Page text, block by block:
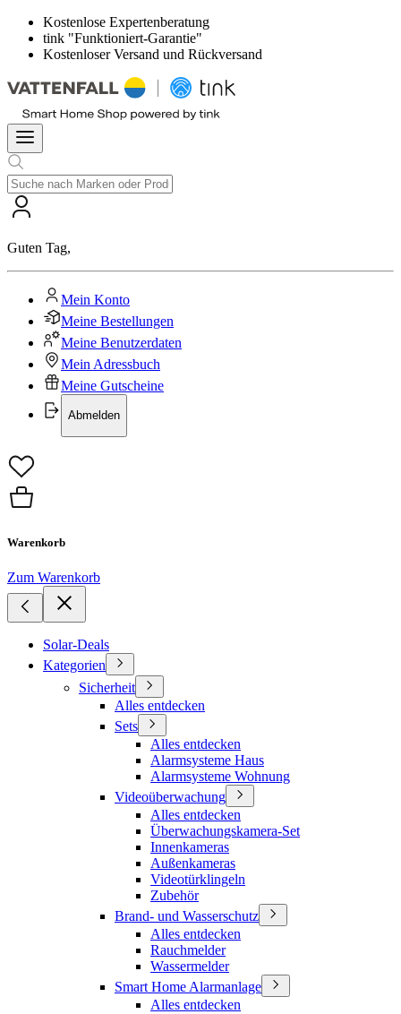
Kostenlose Expertenberatung
tink "Funktioniert-Garantie"
Kostenloser Versand und Rückversand
Guten Tag,
Mein Konto
Meine Bestellungen
Meine Benutzerdaten
Mein Adressbuch
Meine Gutscheine
Abmelden
Warenkorb
Zum Warenkorb
Solar-Deals
Kategorien
Sicherheit
Alles entdecken
Sets
Alles entdecken
Alarmsysteme Haus
Alarmsysteme Wohnung
Videoüberwachung
Alles entdecken
Überwachungskamera-Set
Innenkameras
Außenkameras
Videotürklingeln
Zubehör
Brand- und Wasserschutz
Alles entdecken
Rauchmelder
Wassermelder
Smart Home Alarmanlage
Alles entdecken